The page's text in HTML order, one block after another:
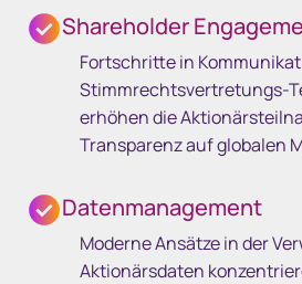
Shareholder
Fortschritte in
Stimmrechtsvertretungs-
erhöhen die
Transparenz auf globalen
Datenmanagement
Moderne Ansätze in der
Aktionärsdaten